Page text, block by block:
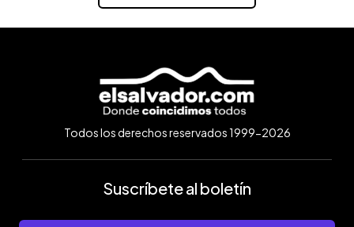
Todos los derechos reservados 1999-2026
Suscríbete al boletín